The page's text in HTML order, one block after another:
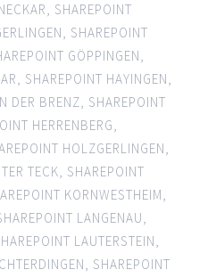
, SHAREPOINT
, SHAREPOINT
GÖPPINGEN,
, SHAREPOINT HAYINGEN,
DER BRENZ, SHAREPOINT
HERRENBERG,
HOLZGERLINGEN,
TECK, SHAREPOINT
KORNWESTHEIM,
LANGENAU,
LAUTERSTEIN,
, SHAREPOINT